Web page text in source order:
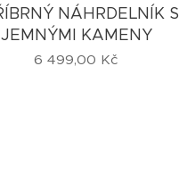
NÁHRDELNÍK S
JEMNÝMI KAMENY
6 499,00 Kč